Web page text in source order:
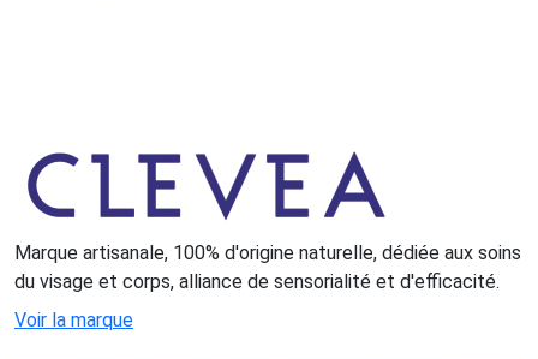
Marque artisanale, 100% d'origine naturelle, dédiée aux soins
du visage et corps, alliance de sensorialité et d'efficacité.
Voir la marque